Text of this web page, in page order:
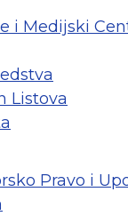
i Medijski
Listova
Pravo i